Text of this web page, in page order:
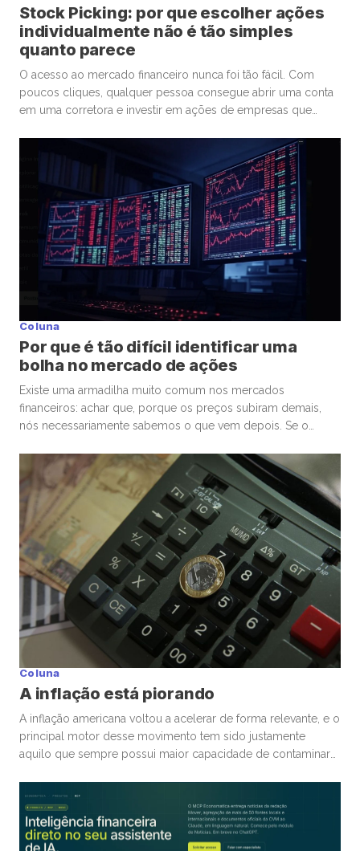
Stock Picking: por que escolher ações
individualmente não é tão simples
quanto parece
O acesso ao mercado financeiro nunca foi tão fácil. Com
poucos cliques, qualquer pessoa consegue abrir uma conta
em uma corretora e investir em ações de empresas que
democratizou os investimentos e trouxe milhões de novos
participantes para a bolsa. Mas, junto com essa facilidade,
surgiu um comportamento que […]
Coluna
Por que é tão difícil identificar uma
bolha no mercado de ações
Existe uma armadilha muito comum nos mercados
financeiros: achar que, porque os preços subiram demais,
nós necessariamente sabemos o que vem depois. Se o
talvez ainda mais perigoso seja ter certeza absoluta,
independentemente de ele estar ou não. Nas últimas
semanas, vimos movimentos impressionantes. […]
Coluna
A inflação está piorando
A inflação americana voltou a acelerar de forma relevante, e o
principal motor desse movimento tem sido justamente
aquilo que sempre possui maior capacidade de contaminar
de Ormuz trouxe novamente para o centro da discussão um
tema que […]